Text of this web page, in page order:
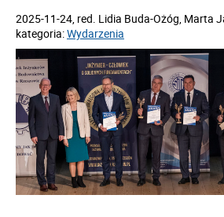
2025-11-24, red. Lidia Buda-Ożóg, Marta
kategoria:Wydarzenia